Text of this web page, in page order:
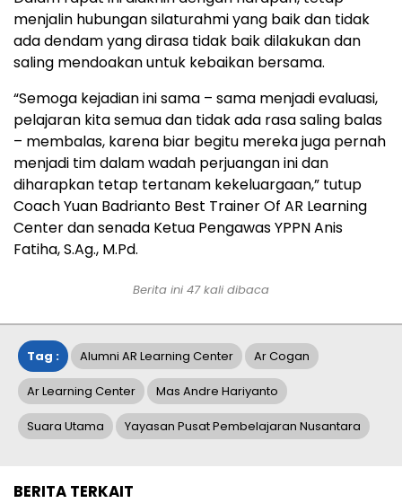
menjalin hubungan silaturahmi yang baik dan tidak
ada dendam yang dirasa tidak baik dilakukan dan
saling mendoakan untuk kebaikan bersama.
“Semoga kejadian ini sama – sama menjadi evaluasi,
pelajaran kita semua dan tidak ada rasa saling balas
– membalas, karena biar begitu mereka juga pernah
menjadi tim dalam wadah perjuangan ini dan
diharapkan tetap tertanam kekeluargaan,” tutup
Coach Yuan Badrianto Best Trainer Of AR Learning
Center dan senada Ketua Pengawas YPPN Anis
Fatiha, S.Ag., M.Pd.
Berita ini 47kali dibaca
Tag : Alumni AR Learning Center Ar Cogan
Ar Learning Center Mas Andre Hariyanto
Suara Utama Yayasan Pusat Pembelajaran Nusantara
BERITA TERKAIT